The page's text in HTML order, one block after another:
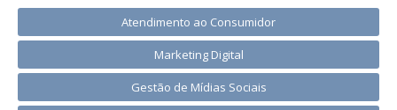
Atendimento ao Consumidor
Marketing Digital
Gestão de Mídias Sociais